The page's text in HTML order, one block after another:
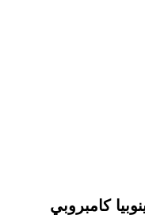
كامبروبي